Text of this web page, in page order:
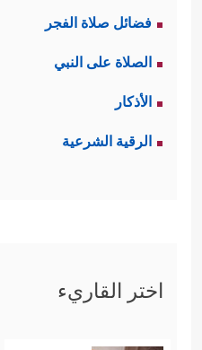
فضائل صلاة الفجر
الصلاة على النبي
الأذكار
الرقية الشرعية
اختر القاريء